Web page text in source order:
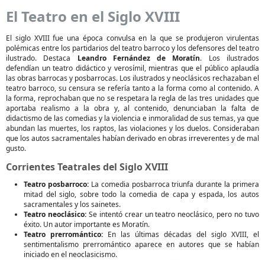
El Teatro en el Siglo XVIII
El siglo XVIII fue una época convulsa en la que se produjeron virulentas
polémicas entre los partidarios del teatro barroco y los defensores del teatro
ilustrado. Destaca Leandro Fernández de Moratín. Los ilustrados
defendían un teatro didáctico y verosímil, mientras que el público aplaudía
las obras barrocas y posbarrocas. Los ilustrados y neoclásicos rechazaban el
teatro barroco, su censura se refería tanto a la forma como al contenido. A
la forma, reprochaban que no se respetara la regla de las tres unidades que
aportaba realismo a la obra y, al contenido, denunciaban la falta de
didactismo de las comedias y la violencia e inmoralidad de sus temas, ya que
abundan las muertes, los raptos, las violaciones y los duelos. Consideraban
que los autos sacramentales habían derivado en obras irreverentes y de mal
gusto.
Corrientes Teatrales del Siglo XVIII
Teatro posbarroco:La comedia posbarroca triunfa durante la primera
mitad del siglo, sobre todo la comedia de capa y espada, los autos
sacramentales y los sainetes.
Teatro neoclásico:Se intentó crear un teatro neoclásico, pero no tuvo
éxito. Un autor importante es Moratín.
Teatro prerromántico: En las últimas décadas del siglo XVIII, el
sentimentalismo prerromántico aparece en autores que se habían
iniciado en el neoclasicismo.